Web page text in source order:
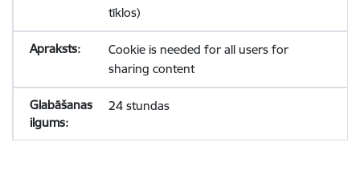
tīklos)
Cookie is needed for all users for
sharing content
24 stundas